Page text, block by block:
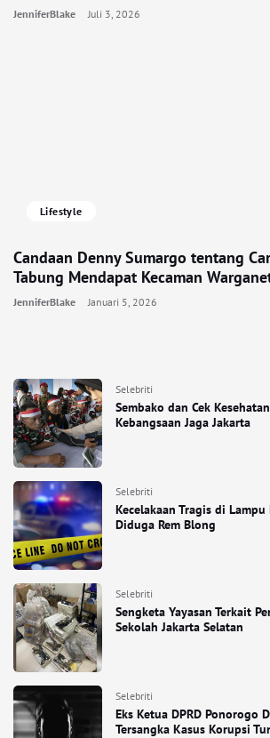
Selebriti
Sembako dan Cek
Kebangsaan Jaga Jakarta
Selebriti
Kecelakaan Tragis di
Diduga Rem Blong
Selebriti
Sengketa Yayasan Terkait
Sekolah Jakarta Selatan
Selebriti
Eks Ketua DPRD Ponorogo
Tersangka Kasus Korupsi
JenniferBlake Juli 3, 2026
Lifestyle
Candaan Denny Sumargo tentang
Tabung Mendapat Kecaman
JenniferBlake Januari 5, 2026